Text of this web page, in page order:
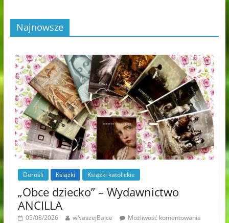
Najnowsze
Dorośli Książki Książki katolickie
„Obce dziecko” – Wydawnictwo
ANCILLA
05/08/2026 wNaszejBajce
Możliwość komentowania